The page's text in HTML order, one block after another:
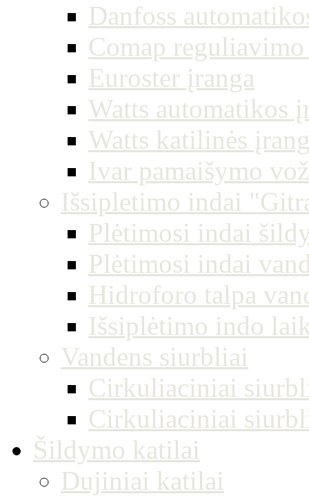
Danfoss
Comap
Euroster įranga
Watts automatikos
Watts katilinės
Ivar pamaišymo
Išsipletimo indai
Plėtimosi indai
Plėtimosi indai
Hidroforo talpa
Išsiplėtimo indo
Vandens siurbliai
Cirkuliaciniai
Cirkuliaciniai
Šildymo katilai
Dujiniai katilai